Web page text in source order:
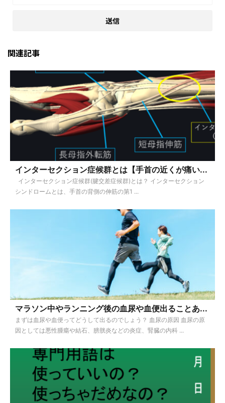
関連記事
インターセクション症候群とは【手首の近くが痛い...
インターセクション症候群(腱交差症候群)とは？ インターセクション
シンドロームとは、手首の背側の伸筋の第1 ...
マラソン中やランニング後の血尿や血便出ることあ...
まずは血尿や血便ってどうして出るのでしょう？ 血尿の原因 血尿の原
因としては悪性腫瘍や結石、膀胱炎などの炎症、腎臓の内科 ...